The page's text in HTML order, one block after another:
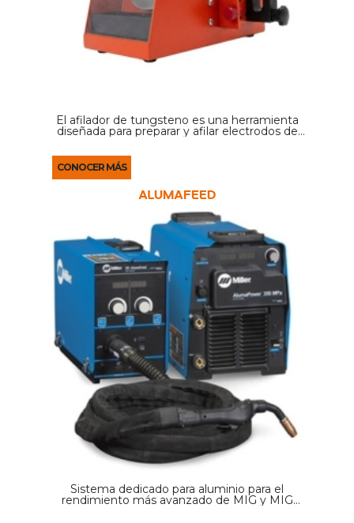
El afilador de tungsteno es una herramienta
diseñada para preparar y afilar electrodos de
permitiendo obtener una punta precisa que
mejora la estabilidad del ...
CONOCER MÁS
ALUMAFEED
Sistema dedicado para aluminio para el
rendimiento más avanzado de MIG y MIG